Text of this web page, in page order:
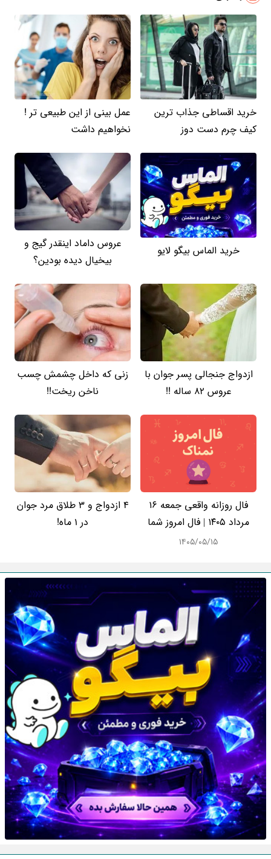
خرید اقساطی جذاب ترین
کیف چرم دست دوز
عمل بینی از این طبیعی تر !
نخواهیم داشت
خرید الماس بیگو لایو
عروس داماد اینقدر گیج و
بیخیال دیده بودین؟
ازدواج جنجالی پسر جوان با
عروس 82 ساله !!
زنی که داخل چشمش چسب
ناخن ریخت!!
فال روزانه واقعی جمعه ۱۶
مرداد ۱۴۰۵ | فال امروز شما
۱۴۰۵/۰۵/۱۵
4 ازدواج و 3 طلاق مرد جوان
در 1 ماه!